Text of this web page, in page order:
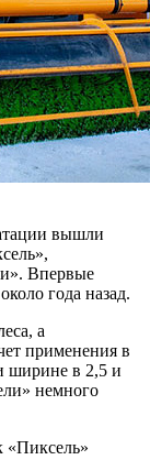
вышли
Впервые
года назад.
а
применения в
ширине в 2,5 и
немного
«Пиксель»